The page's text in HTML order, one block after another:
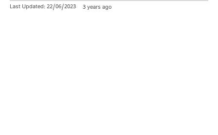
Last Updated: 22/06/2023 3 years ago